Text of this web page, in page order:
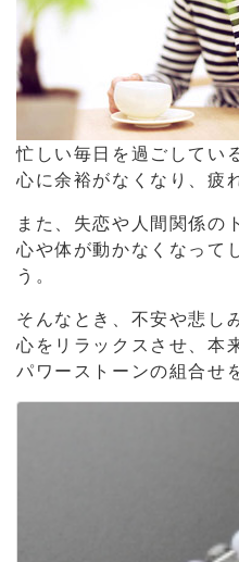
忙しい毎日を過ごしてい
心に余裕がなくなり、疲
また、失恋や人間関係の
心や体が動かなくなって
う。
そんなとき、不安や悲し
心をリラックスさせ、本
パワーストーンの組合せ